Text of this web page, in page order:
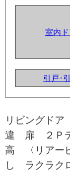
室内
引戸･
リビングド
違 扉 ２Ｐ
高 〈リアー
し ラクラク